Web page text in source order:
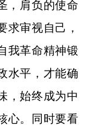
，肩负的使命
求审视自己，
我革命精神锻
水平，才能确
，始终成为中
心。同时要看